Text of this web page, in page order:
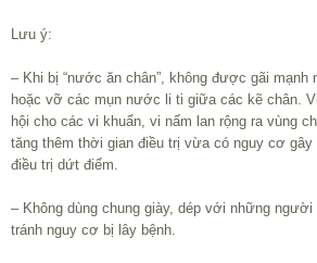
Lưu ý:
– Khi bị “nước ăn chân”, không được gãi
hoặc vỡ các mụn nước li ti giữa các kẽ chân.
hội cho các vi khuẩn, vi nấm lan rộng ra vùng
tăng thêm thời gian điều trị vừa có nguy cơ gây
điều trị dứt điểm.
– Không dùng chung giày, dép với những người
tránh nguy cơ bị lây bệnh.